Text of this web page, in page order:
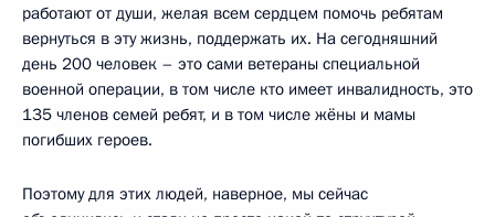
работают от души, желая всем сердцем помочь ребятам
вернуться в эту жизнь, поддержать их. На сегодняшний
день 200 человек – это сами ветераны специальной
военной операции, в том числе кто имеет инвалидность, это
135 членов семей ребят, и в том числе жёны и мамы
погибших героев.
Поэтому для этих людей, наверное, мы сейчас